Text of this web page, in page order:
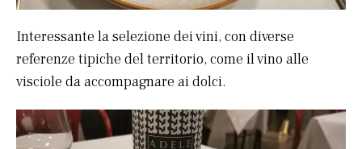
Interessante la selezione dei vini, con diverse
referenze tipiche del territorio, come il vino alle
visciole da accompagnare ai dolci.